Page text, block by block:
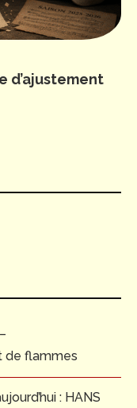
d’ajustement
de flammes
: HANS